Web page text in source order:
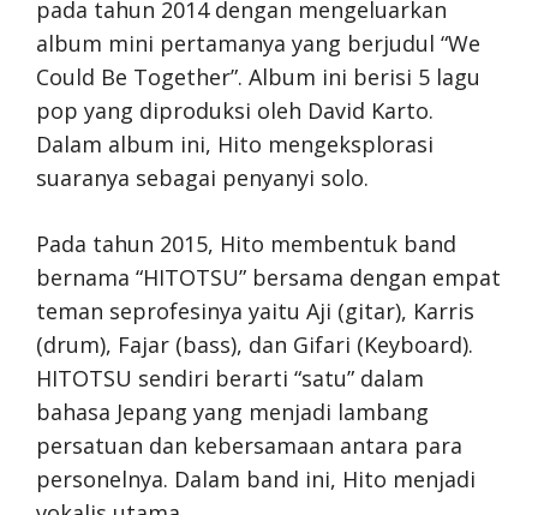
pada tahun 2014 dengan mengeluarkan
album mini pertamanya yang berjudul “We
Could Be Together”. Album ini berisi 5 lagu
pop yang diproduksi oleh David Karto.
Dalam album ini, Hito mengeksplorasi
suaranya sebagai penyanyi solo.
Pada tahun 2015, Hito membentuk band
bernama “HITOTSU” bersama dengan empat
teman seprofesinya yaitu Aji (gitar), Karris
(drum), Fajar (bass), dan Gifari (Keyboard).
HITOTSU sendiri berarti “satu” dalam
bahasa Jepang yang menjadi lambang
persatuan dan kebersamaan antara para
personelnya. Dalam band ini, Hito menjadi